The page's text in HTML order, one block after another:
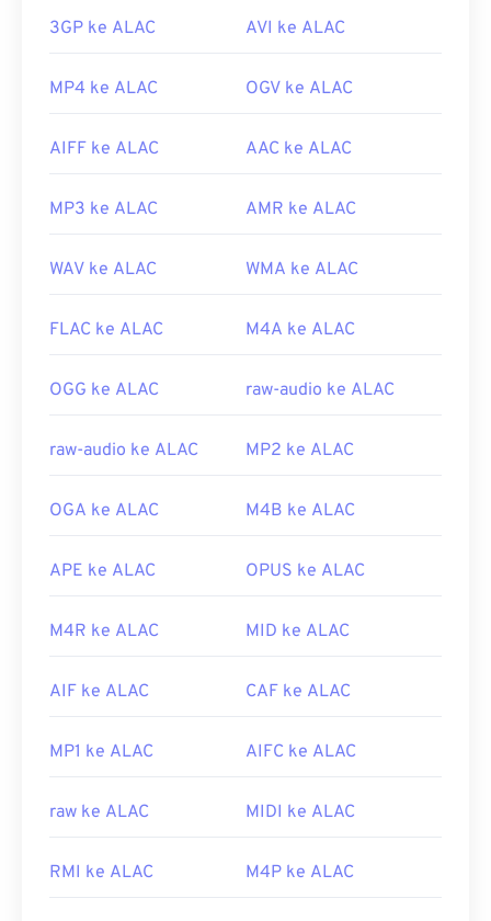
3GP ke ALAC AVI ke ALAC
MP4 ke ALAC OGV ke ALAC
AIFF ke ALAC AAC ke ALAC
MP3 ke ALAC AMR ke ALAC
WAV ke ALAC WMA ke ALAC
FLAC ke ALAC M4A ke ALAC
OGG ke ALAC raw-audio ke ALAC
raw-audio ke ALAC MP2 ke ALAC
OGA ke ALAC M4B ke ALAC
APE ke ALAC OPUS ke ALAC
M4R ke ALAC MID ke ALAC
AIF ke ALAC CAF ke ALAC
MP1 ke ALAC AIFC ke ALAC
raw ke ALAC MIDI ke ALAC
RMI ke ALAC M4P ke ALAC